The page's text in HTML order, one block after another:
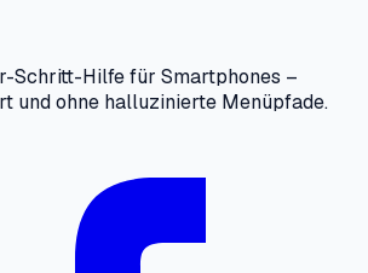
Schritt-Hilfe für Smartphones –
und ohne halluzinierte Menüpfade.